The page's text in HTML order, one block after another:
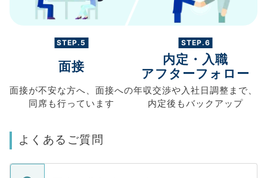
STEP.5
面接
面接が不安な方へ、 面接への
同席も行っています
STEP.6
内定・入職
アフターフォロー
年収交渉や入社日調整まで、
内定後もバックアップ
よくあるご質問